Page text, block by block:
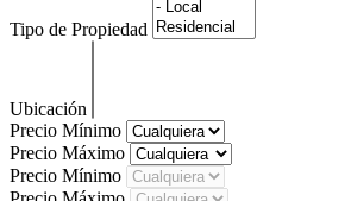
Tipo de Propiedad
Ubicación
Precio Mínimo
Precio Máximo
Precio Mínimo